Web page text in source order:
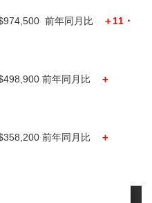
前年同月比
＋11・
前年同月比
＋
前年同月比
＋